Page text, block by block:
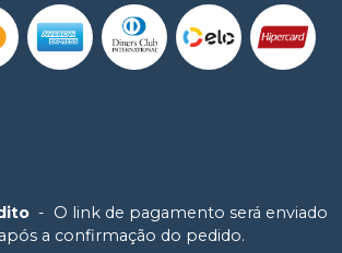
- O link de pagamento será enviado
a confirmação do pedido.